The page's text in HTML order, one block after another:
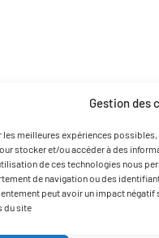
Gestion des
les meilleures expériences
stocker et/ou accéder à des
de ces technologies nous
de navigation ou des
peut avoir un impact
du site